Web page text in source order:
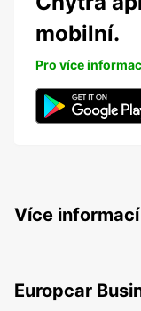
mobilní.
Pro více
Více informací
Europcar